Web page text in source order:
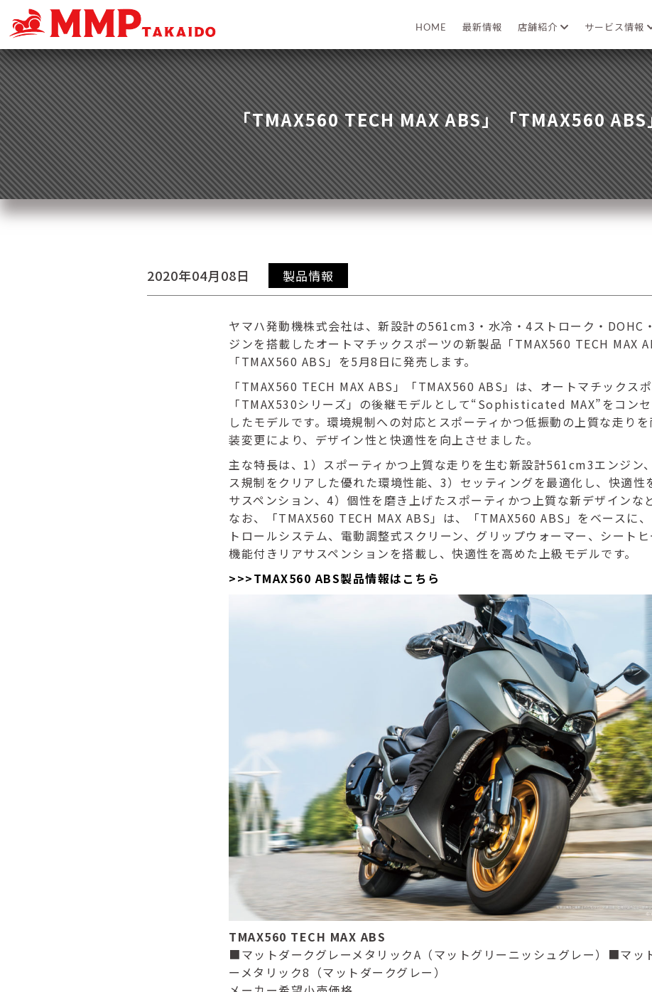
HOME 最新情報 店舗紹介 サービス情報
「TMAX560 TECH MAX ABS」「TMAX560 ABS
2020年04月08日 製品情報
ヤマハ発動機株式会社は、新設計の561cm3・水冷・4ストローク・DOHC
ジンを搭載したオートマチックスポーツの新製品「TMAX560 TECH MAX
「TMAX560 ABS」を5月8日に発売します。
「TMAX560 TECH MAX ABS」「TMAX560 ABS」は、オートマチックス
「TMAX530シリーズ」の後継モデルとして“Sophisticated MAX”をコン
したモデルです。環境規制への対応とスポーティかつ低振動の上質な走り
装変更により、デザイン性と快適性を向上させました。
主な特長は、1）スポーティかつ上質な走りを生む新設計561cm3エンジン
ス規制をクリアした優れた環境性能、3）セッティングを最適化し、快適性
サスペンション、4）個性を磨き上げたスポーティかつ上質な新デザインなど
なお、「TMAX560 TECH MAX ABS」は、「TMAX560 ABS」をベースに
トロールシステム、電動調整式スクリーン、グリップウォーマー、シート
機能付きリアサスペンションを搭載し、快適性を高めた上級モデルです。
>>>TMAX560 ABS製品情報はこちら
TMAX560 TECH MAX ABS
■マットダークグレーメタリックA（マットグリーニッシュグレー）■マッ
ーメタリック8（マットダークグレー）